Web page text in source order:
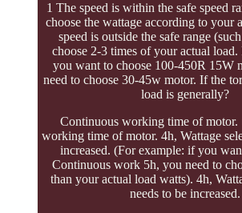
1 The speed is within the safe speed
choose the wattage according to your
speed is outside the safe range
choose 2-3 times of your actual
you want to choose 100-450R 15W
need to choose 30-45w motor. If the
load is generally?
Continuous working time of motor.
working time of motor. 4h, Wattage
increased. (For example: if you
Continuous work 5h, you need to
than your actual load watts). 4h,
needs to be increased.